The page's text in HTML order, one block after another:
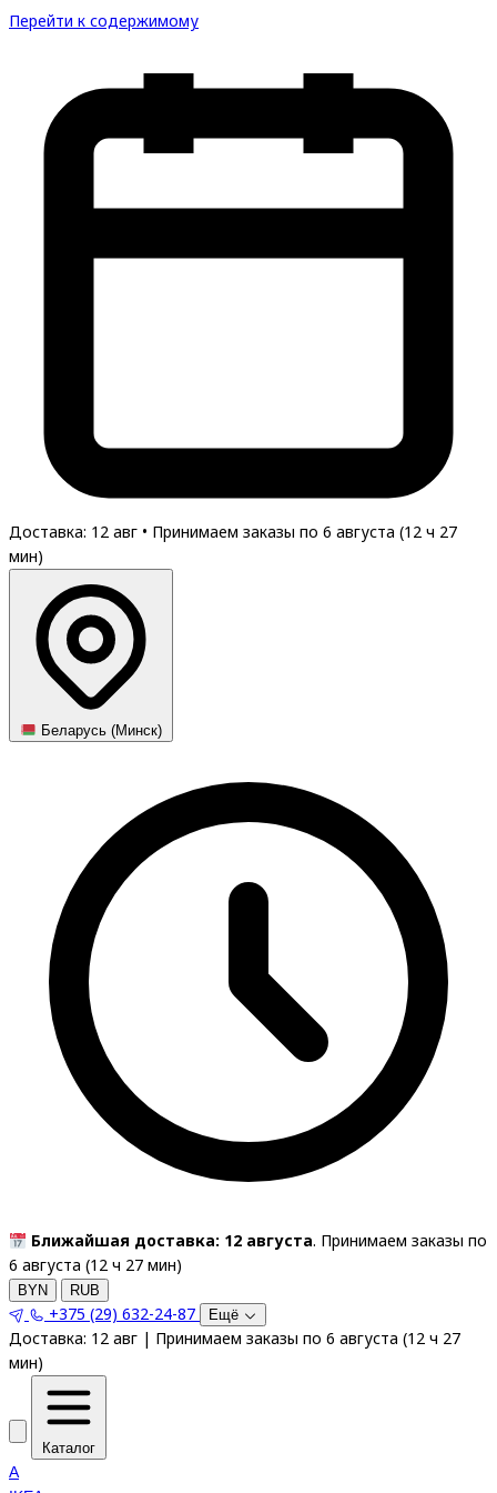
Перейти к содержимому
Доставка: 12 авг • Принимаем заказы по 6 августа (12 ч 27
мин)
Беларусь (Минск)
Ближайшая доставка: 12 августа. Принимаем заказы по
6 августа (12 ч 27 мин)
BYN RUB
+375 (29) 632-24-87 Ещё
Доставка: 12 авг | Принимаем заказы по 6 августа (12 ч 27
мин)
Каталог
A